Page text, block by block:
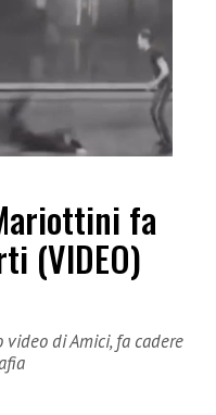
fa
(VIDEO)
di Amici, fa cadere